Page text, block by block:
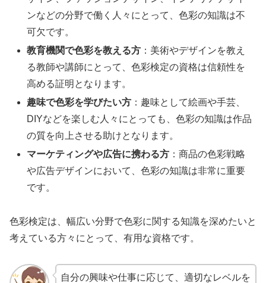
ンなどの分野で働く人々にとって、色彩の知識は不
可欠です。
教育機関で色彩を教える方 ：美術やデザインを教え
る教師や講師にとって、色彩検定の資格は信頼性を
高める証明となります。
趣味で色彩を学びたい方 ：趣味として絵画や手芸、
DIYなどを楽しむ人々にとっても、色彩の知識は作品
の質を向上させる助けとなります。
マーケティングや広告に携わる方 ：商品の色彩戦略
や広告デザインにおいて、色彩の知識は非常に重要
です。
色彩検定は、幅広い分野で色彩に関する知識を深めたいと
考えている方々にとって、有用な資格です。
自分の興味や仕事に応じて、適切なレベルを